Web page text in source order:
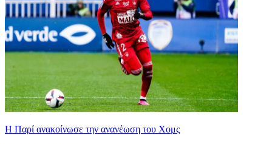
Η Παρί ανακοίνωσε την ανανέωση του Χομς